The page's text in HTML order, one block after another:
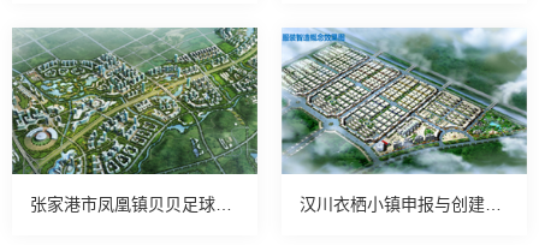
张家港市凤凰镇贝贝足球特色小镇案例 汉川衣栖小镇申报与创建项目案例